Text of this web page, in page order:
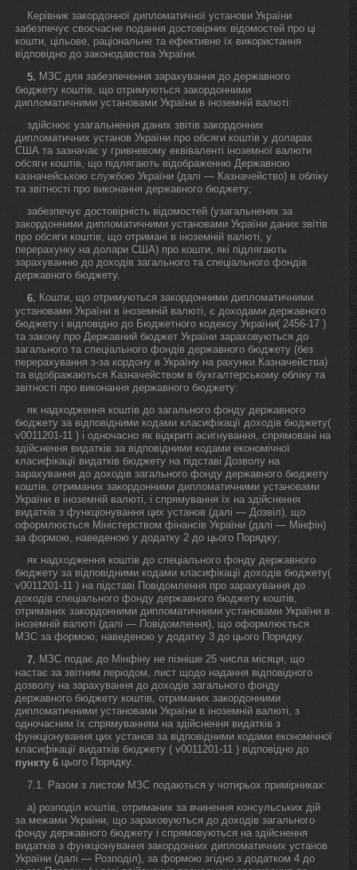
Керівник закордонної дипломатичної установи України
забезпечує своєчасне подання достовірних відомостей про ці
кошти, цільове, раціональне та ефективне їх використання
відповідно до законодавства України.
5. МЗС для забезпечення зарахування до державного
бюджету коштів, що отримуються закордонними
дипломатичними установами України в іноземній валюті:
здійснює узагальнення даних звітів закордонних
дипломатичних установ України про обсяги коштів у доларах
США та зазначає у гривневому еквіваленті іноземної валюти
обсяги коштів, що підлягають відображенню Державною
казначейською службою України (далі — Казначейство) в обліку
та звітності про виконання державного бюджету;
забезпечує достовірність відомостей (узагальнених за
закордонними дипломатичними установами України даних звітів
про обсяги коштів, що отримані в іноземній валюті, у
перерахунку на долари США) про кошти, які підлягають
зарахуванню до доходів загального та спеціального фондів
державного бюджету.
6. Кошти, що отримуються закордонними дипломатичними
установами України в іноземній валюті, є доходами державного
бюджету і відповідно до Бюджетного кодексу України( 2456-17 )
та закону про Державний бюджет України зараховуються до
загального та спеціального фондів державного бюджету (без
перерахування з-за кордону в Україну на рахунки Казначейства)
та відображаються Казначейством в бухгалтерському обліку та
звітності про виконання державного бюджету:
як надходження коштів до загального фонду державного
бюджету за відповідними кодами класифікації доходів бюджету(
v0011201-11 ) і одночасно як відкриті асигнування, спрямовані на
здійснення видатків за відповідними кодами економічної
класифікації видатків бюджету на підставі Дозволу на
зарахування до доходів загального фонду державного бюджету
коштів, отриманих закордонними дипломатичними установами
України в іноземній валюті, і спрямування їх на здійснення
видатків з функціонування цих установ (далі — Дозвіл), що
оформлюється Міністерством фінансів України (далі — Мінфін)
за формою, наведеною у додатку 2 до цього Порядку;
як надходження коштів до спеціального фонду державного
бюджету за відповідними кодами класифікації доходів бюджету(
v0011201-11 ) на підставі Повідомлення про зарахування до
доходів спеціального фонду державного бюджету коштів,
отриманих закордонними дипломатичними установами України в
іноземній валюті (далі — Повідомлення), що оформлюється
МЗС за формою, наведеною у додатку 3 до цього Порядку.
7. МЗС подає до Мінфіну не пізніше 25 числа місяця, що
настає за звітним періодом, лист щодо надання відповідного
дозволу на зарахування до доходів загального фонду
державного бюджету коштів, отриманих закордонними
дипломатичними установами України в іноземній валюті, з
одночасним їх спрямуванням на здійснення видатків з
функціонування цих установ за відповідними кодами економічної
класифікації видатків бюджету ( v0011201-11 ) відповідно до
пункту 6 цього Порядку.
7.1. Разом з листом МЗС подаються у чотирьох примірниках:
а) розподіл коштів, отриманих за вчинення консульських дій
за межами України, що зараховуються до доходів загального
фонду державного бюджету і спрямовуються на здійснення
видатків з функціонування закордонних дипломатичних установ
України (далі — Розподіл), за формою згідно з додатком 4 до